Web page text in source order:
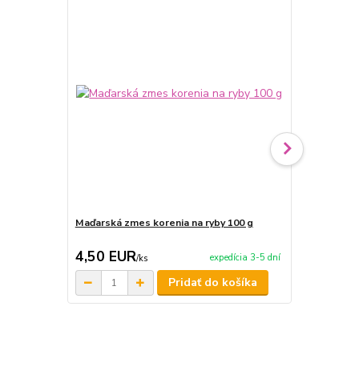
Maďarská zmes korenia na ryby 100 g
4,50 EUR/ks expedícia 3-5 dní
Pridať do košíka